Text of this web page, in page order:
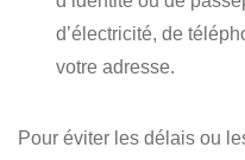
d’électricité, de
votre adresse.
Pour éviter les délais ou